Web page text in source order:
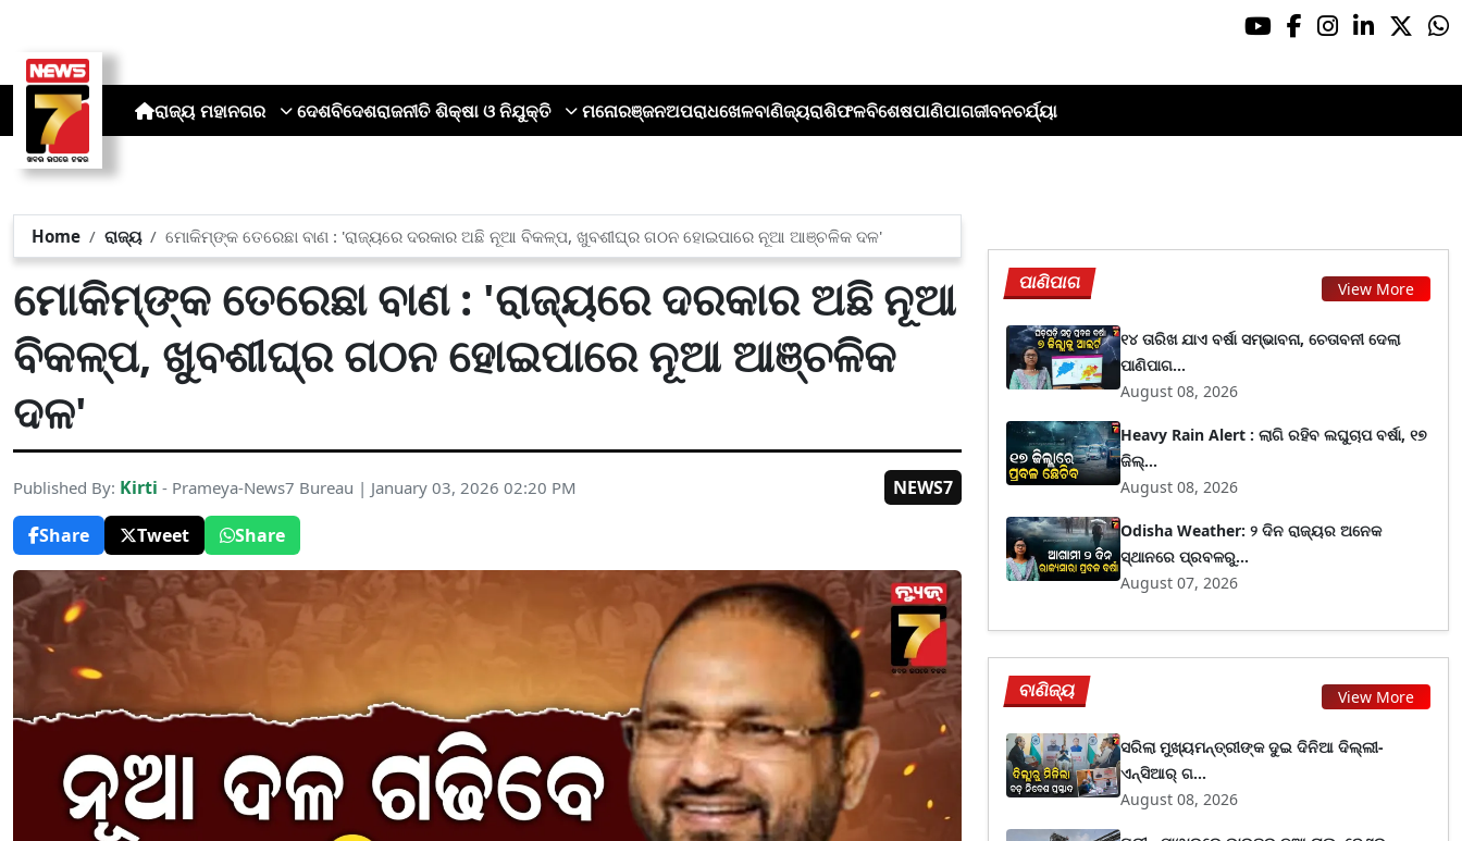
ରାଜ୍ୟ ମହାନଗର ଦେଶବିଦେଶରାଜନୀତି ଶିକ୍ଷା ଓ ନିଯୁକ୍ତି ମନୋରଞ୍ଜନଅପରାଧଖେଳବାଣିଜ୍ୟରାଶିଫଳବିଶେଷପାଣିପାଗଜୀବନଚର୍ଯ୍ୟା
Home ରାଜ୍ୟ ମୋକିମ୍‌ଙ୍କ ତେରେଛା ବାଣ : 'ରାଜ୍ୟରେ ଦରକାର ଅଛି ନୂଆ ବିକଳ୍ପ, ଖୁବଶୀଘ୍ର ଗଠନ ହୋଇପାରେ ନୂଆ ଆଞ୍ଚଳିକ ଦଳ'
ମୋକିମ୍‌ଙ୍କ ତେରେଛା ବାଣ : 'ରାଜ୍ୟରେ ଦରକାର ଅଛି ନୂଆ
ବିକଳ୍ପ, ଖୁବଶୀଘ୍ର ଗଠନ ହୋଇପାରେ ନୂଆ ଆଞ୍ଚଳିକ
ଦଳ'
Published By: Kirti - Prameya-News7 Bureau | January 03, 2026 02:20 PM
NEWS7
Share
Tweet Share
ପାଣିପାଗ View More
୧୪ ତାରିଖ ଯାଏ ବର୍ଷା ସମ୍ଭାବନା, ଚେତାବନୀ ଦେଲା
ପାଣିପାଗ...
August 08, 2026
Heavy Rain Alert : ଲାଗି ରହିବ ଲଘୁଚାପ ବର୍ଷା, ୧୭
ଜିଲ୍...
August 08, 2026
Odisha Weather: ୨ ଦିନ ରାଜ୍ୟର ଅନେକ
ସ୍ଥାନରେ ପ୍ରବଳରୁ...
August 07, 2026
ବାଣିଜ୍ୟ View More
ସରିଲା ମୁଖ୍ୟମନ୍ତ୍ରୀଙ୍କ ଦୁଇ ଦିନିଆ ଦିଲ୍ଲୀ-
ଏନ୍‌ସିଆର୍ ଗ...
August 08, 2026